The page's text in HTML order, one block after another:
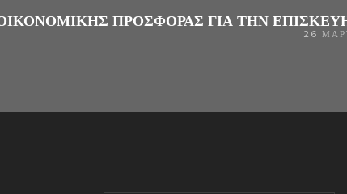
ΠΡΟΣΦΟΡΆΣ ΓΙΑ ΤΗΝ
26